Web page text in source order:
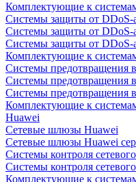
Комплектующие к
Системы защиты от DDoS-
Системы защиты от DDoS-
Системы защиты от DDoS-
Комплектующие к
Системы предотвращения
Системы предотвращения
Системы предотвращения
Комплектующие к
Huawei
Сетевые шлюзы Huawei
Сетевые шлюзы Huawei
Системы контроля
Системы контроля
Комплектующие к